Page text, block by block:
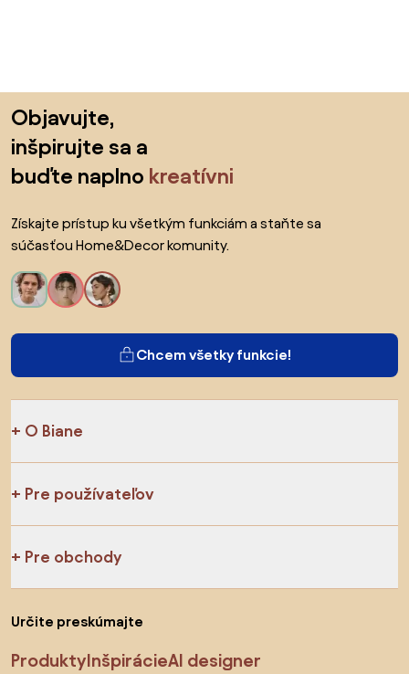
Objavujte,
inšpirujte sa a
buďte naplno kreatívni
Získajte prístup ku všetkým funkciám a staňte sa
súčasťou Home&Decor komunity.
Chcem všetky funkcie!
O Biane
Pre používateľov
Pre obchody
Určite preskúmajte
ProduktyInšpirácieAI designer